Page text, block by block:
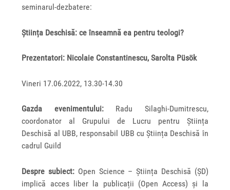
seminarul-dezbatere:
Știința Deschisă: ce înseamnă ea pentru teologi?
Prezentatori: Nicolaie Constantinescu, Sarolta Püsök
Vineri 17.06.2022, 13.30-14.30
Gazda evenimentului:Radu Silaghi-Dumitrescu,
coordonator al Grupului de Lucru pentru Știința
Deschisă al UBB, responsabil UBB cu Știința Deschisă în
cadrul Guild
Despre subiect: Open Science – Știința Deschisă (ȘD)
implică acces liber la publicații (Open Access) și la